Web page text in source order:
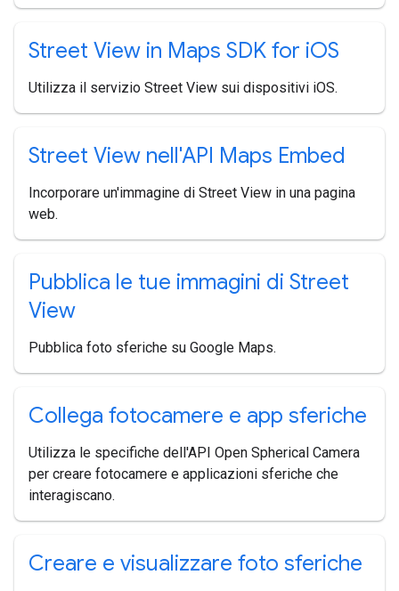
Street View in Maps SDK for iOS
Utilizza il servizio Street View sui dispositivi iOS.
Street View nell'API Maps Embed
Incorporare un'immagine di Street View in una pagina
web.
Pubblica le tue immagini di Street
View
Pubblica foto sferiche su Google Maps.
Collega fotocamere e app sferiche
Utilizza le specifiche dell'API Open Spherical Camera
per creare fotocamere e applicazioni sferiche che
interagiscano.
Creare e visualizzare foto sferiche